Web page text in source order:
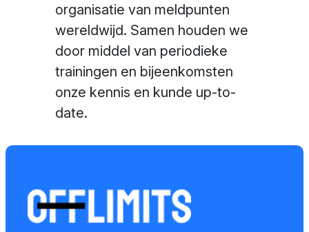
organisatie van meldpunten
wereldwijd. Samen houden we
door middel van periodieke
trainingen en bijeenkomsten
onze kennis en kunde up-to-
date.